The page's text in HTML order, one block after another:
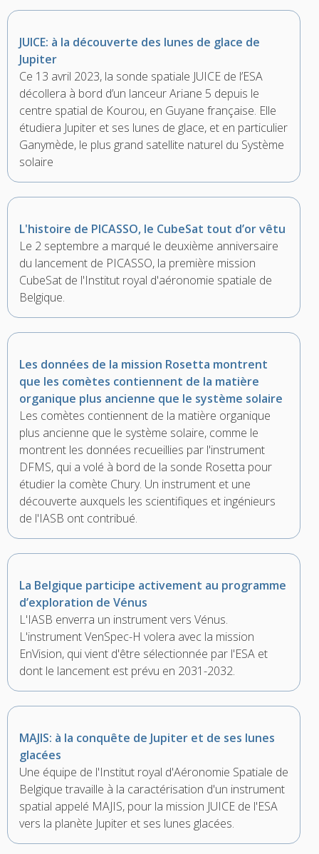
JUICE: à la découverte des lunes de glace de
Jupiter
Ce 13 avril 2023, la sonde spatiale JUICE de l’ESA
décollera à bord d’un lanceur Ariane 5 depuis le
centre spatial de Kourou, en Guyane française. Elle
étudiera Jupiter et ses lunes de glace, et en particulier
Ganymède, le plus grand satellite naturel du Système
solaire
L'histoire de PICASSO, le CubeSat tout d’or vêtu
Le 2 septembre a marqué le deuxième anniversaire
du lancement de PICASSO, la première mission
CubeSat de l'Institut royal d'aéronomie spatiale de
Belgique.
Les données de la mission Rosetta montrent
que les comètes contiennent de la matière
organique plus ancienne que le système solaire
Les comètes contiennent de la matière organique
plus ancienne que le système solaire, comme le
montrent les données recueillies par l'instrument
DFMS, qui a volé à bord de la sonde Rosetta pour
étudier la comète Chury. Un instrument et une
découverte auxquels les scientifiques et ingénieurs
de l'IASB ont contribué.
La Belgique participe activement au programme
d’exploration de Vénus
L'IASB enverra un instrument vers Vénus.
L'instrument VenSpec-H volera avec la mission
EnVision, qui vient d'être sélectionnée par l'ESA et
dont le lancement est prévu en 2031-2032.
MAJIS: à la conquête de Jupiter et de ses lunes
glacées
Une équipe de l'Institut royal d'Aéronomie Spatiale de
Belgique travaille à la caractérisation d'un instrument
spatial appelé MAJIS, pour la mission JUICE de l'ESA
vers la planète Jupiter et ses lunes glacées.